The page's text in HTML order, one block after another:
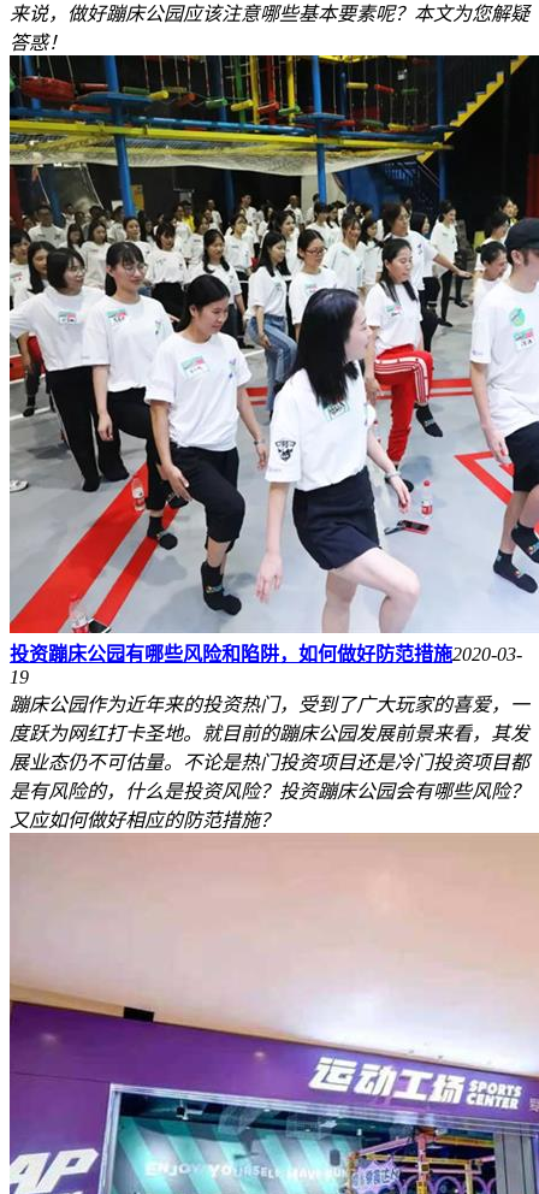
来说，做好蹦床公园应该注意哪些基本要素呢？本文为您解疑
答惑！
投资蹦床公园有哪些风险和陷阱，如何做好防范措施2020-03-
19
蹦床公园作为近年来的投资热门，受到了广大玩家的喜爱，一
度跃为网红打卡圣地。就目前的蹦床公园发展前景来看，其发
展业态仍不可估量。不论是热门投资项目还是冷门投资项目都
是有风险的，什么是投资风险？投资蹦床公园会有哪些风险？
又应如何做好相应的防范措施？